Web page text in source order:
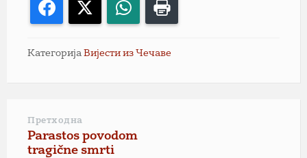
Facebook WhatsApp
Категорија Вијести из Чечаве
Претходна
Parastos povodom
tragične smrti